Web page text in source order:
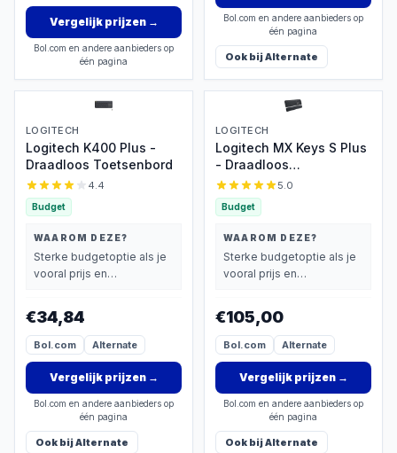
Vergelijk prijzen→
Bol.com en andere aanbieders op
één pagina
Bol.com en andere aanbieders op
één pagina
Ook bijAlternate
LOGITECH
Logitech K400 Plus -
Draadloos Toetsenbord
4.4
Budget
WAAROM DEZE?
Sterke budgetoptie als je
vooral prijs en
€34,84
Bol.com Alternate
Vergelijk prijzen→
Bol.com en andere aanbieders op
één pagina
Ook bijAlternate
LOGITECH
Logitech MX Keys S Plus
- Draadloos
Toetsenbord met
Polssteun - Qwerty US
international - Zwart
5.0
Budget
WAAROM DEZE?
Sterke budgetoptie als je
vooral prijs en
€105,00
Bol.com Alternate
Vergelijk prijzen→
Bol.com en andere aanbieders op
één pagina
Ook bijAlternate